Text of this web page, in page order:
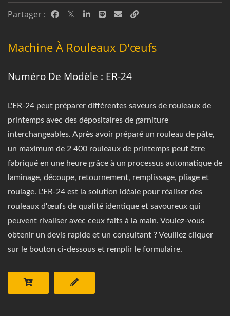
Partager :
Machine À Rouleaux D'œufs
Numéro De Modèle : ER-24
L'ER-24 peut préparer différentes saveurs de rouleaux de
printemps avec des dépositaires de garniture
interchangeables. Après avoir préparé un rouleau de pâte,
un maximum de 2 400 rouleaux de printemps peut être
fabriqué en une heure grâce à un processus automatique de
laminage, découpe, retournement, remplissage, pliage et
roulage. L'ER-24 est la solution idéale pour réaliser des
rouleaux d'œufs de qualité identique et savoureux qui
peuvent rivaliser avec ceux faits à la main. Voulez-vous
obtenir un devis rapide et un consultant ? Veuillez cliquer
sur le bouton ci-dessous et remplir le formulaire.